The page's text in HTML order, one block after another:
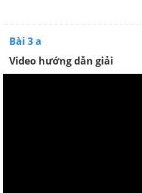
Bài 3 a
Video hướng dẫn giải